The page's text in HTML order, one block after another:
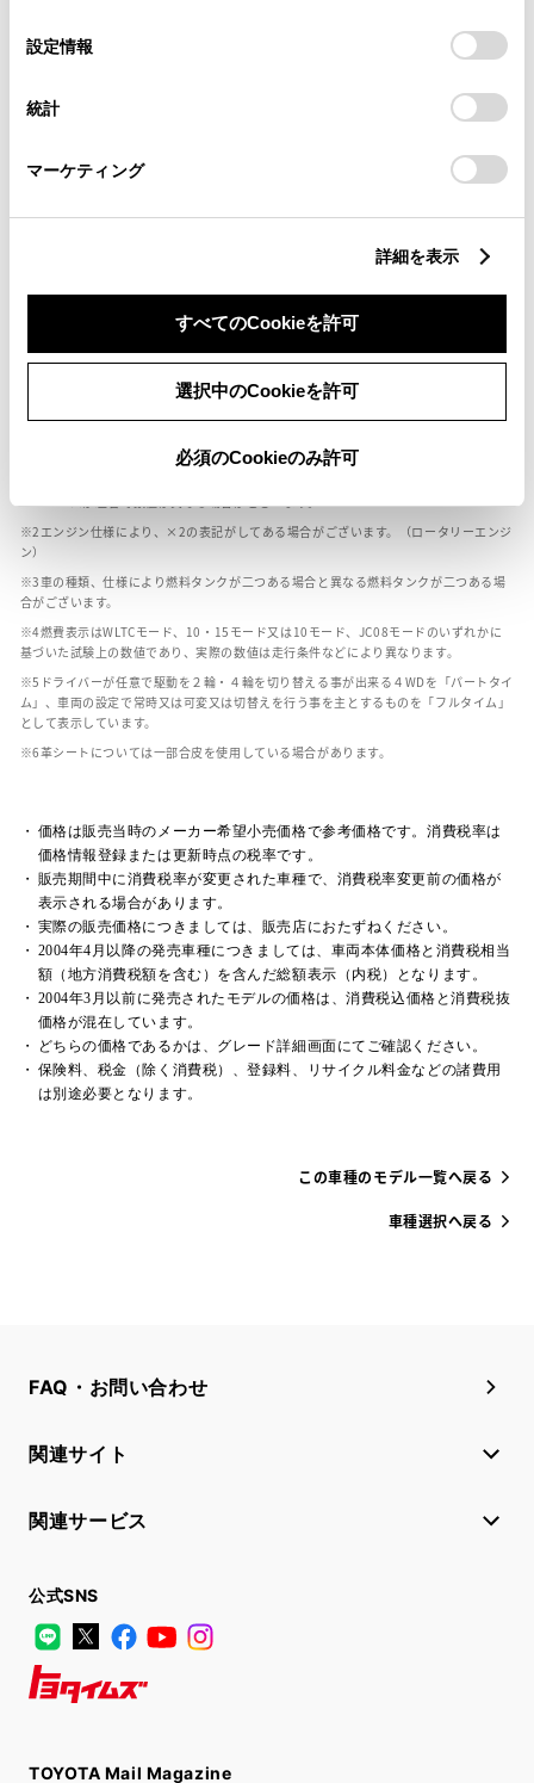
デバイスにすべてのCookie(クッキー)が保存されることに同
意したことになります。Cookie(クッキー)のオプトアウト、
設定の変更、同意を撤回したりするにあたっては、当社の
「Cookie（クッキー）情報の取り扱いについて
」をご覧くだ
設定情報
統計
マーケティング
詳細を表示
すべてのCookieを許可
選択中のCookieを許可
必須のCookieのみ許可
1830kg
装備・オプション
ボディカラー
ールベースが左右で数値が異なる場合がございます。
エンジン仕様により、×2の表記がしてある場合がございます。（ロータリーエンジ
ン）
車の種類、仕様により燃料タンクが二つある場合と異なる燃料タンクが二つある場
合がございます。
燃費表示はWLTCモード、10・15モード又は10モード、JC08モードのいずれかに
基づいた試験上の数値であり、実際の数値は走行条件などにより異なります。
ドライバーが任意で駆動を２輪・４輪を切り替える事が出来る４WDを「パートタイ
ム」、車両の設定で常時又は可変又は切替えを行う事を主とするものを「フルタイム」
として表示しています。
革シートについては一部合皮を使用している場合があります。
価格は販売当時のメーカー希望小売価格で参考価格です。消費税率は
価格情報登録または更新時点の税率です。
販売期間中に消費税率が変更された車種で、消費税率変更前の価格が
表示される場合があります。
実際の販売価格につきましては、販売店におたずねください。
2004年4月以降の発売車種につきましては、車両本体価格と消費税相当
額（地方消費税額を含む）を含んだ総額表示（内税）となります。
2004年3月以前に発売されたモデルの価格は、消費税込価格と消費税抜
価格が混在しています。
どちらの価格であるかは、グレード詳細画面にてご確認ください。
保険料、税金（除く消費税）、登録料、リサイクル料金などの諸費用
は別途必要となります。
この車種のモデル一覧へ戻る
車種選択へ戻る
FAQ・お問い合わせ
関連サイト
関連サービス
公式SNS
LINE
X FacebookYouTube
TOYOTA Mail Magazine